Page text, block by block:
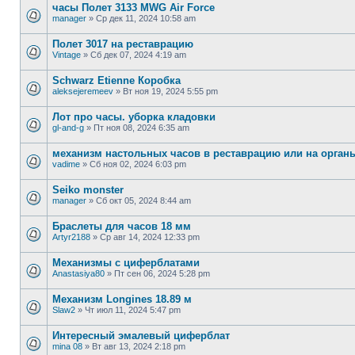
часы Полет 3133 MWG Air Force
manager » Ср дек 11, 2024 10:58 am
Полет 3017 на реставрацию
Vintage » Сб дек 07, 2024 4:19 am
Schwarz Etienne Коробка
aleksejeremeev » Вт ноя 19, 2024 5:55 pm
Лот про часы. уборка кладовки
gl-and-g » Пт ноя 08, 2024 6:35 am
механизм настольных часов в реставрацию или на
vadime » Сб ноя 02, 2024 6:03 pm
Seiko monster
manager » Сб окт 05, 2024 8:44 am
Браслеты для часов 18 мм
Artyr2188 » Ср авг 14, 2024 12:33 pm
Механизмы с циферблатами
Anastasiya80 » Пт сен 06, 2024 5:28 pm
Механизм Longines 18.89 м
Slaw2 » Чт июл 11, 2024 5:47 pm
Интересный эмалевый циферблат
mina 08 » Вт авг 13, 2024 2:18 pm